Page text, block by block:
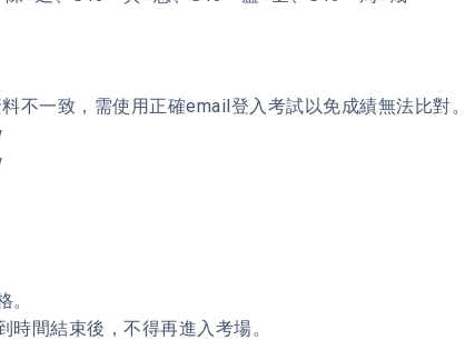
不一致，需使用正確email登入考試以免成績無法比對。
間結束後，不得再進入考場。